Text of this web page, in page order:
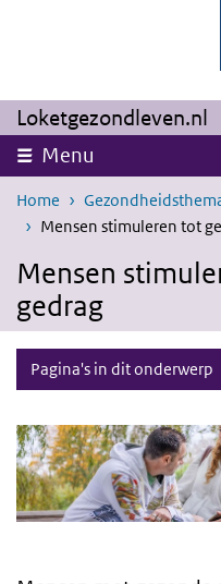
Overslaan en naar de inhoud
Loketgezondleven.nl
Menu
Home
Mensen stimuleren tot
Mensen
gedrag
Pagina's in dit onderwerp